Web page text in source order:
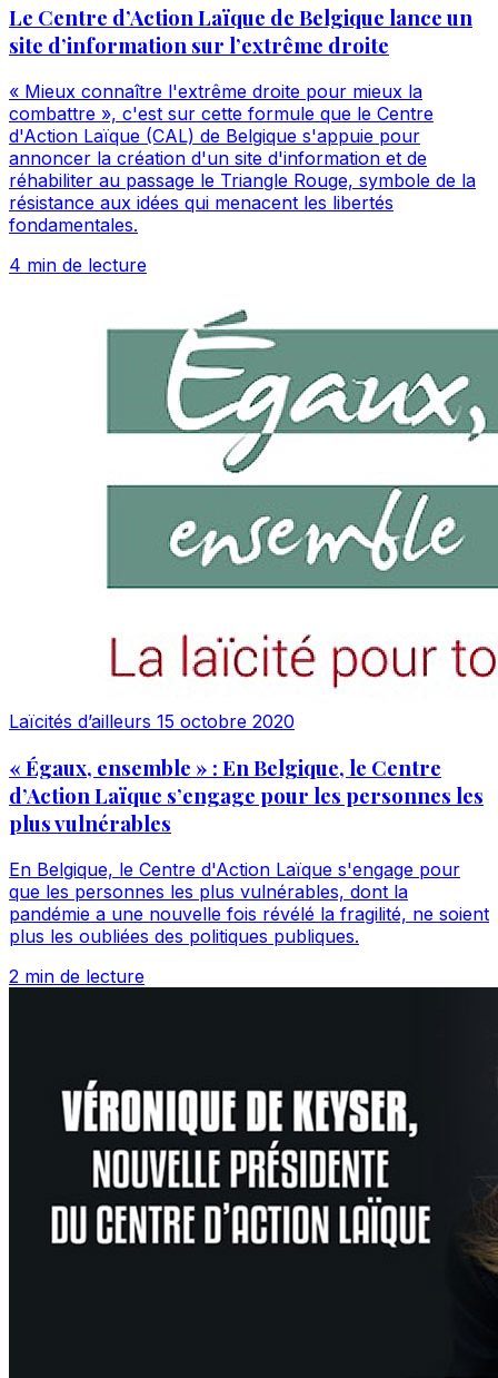
Le Centre d’Action Laïque de Belgique lance un
site d’information sur l’extrême droite
« Mieux connaître l'extrême droite pour mieux la
combattre », c'est sur cette formule que le Centre
d'Action Laïque (CAL) de Belgique s'appuie pour
annoncer la création d'un site d'information et de
réhabiliter au passage le Triangle Rouge, symbole de la
résistance aux idées qui menacent les libertés
fondamentales.
4 min de lecture
Laïcités d’ailleurs 15 octobre 2020
« Égaux, ensemble » : En Belgique, le Centre
d’Action Laïque s’engage pour les personnes les
plus vulnérables
En Belgique, le Centre d'Action Laïque s'engage pour
que les personnes les plus vulnérables, dont la
pandémie a une nouvelle fois révélé la fragilité, ne soient
plus les oubliées des politiques publiques.
2 min de lecture